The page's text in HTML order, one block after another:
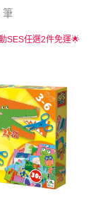
筆
SES任選2件免運🌟